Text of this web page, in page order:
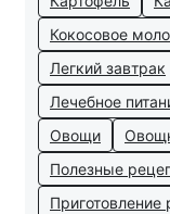
Кокосовое
Легкий завтрак
Лечебное
Овощи
Полезные